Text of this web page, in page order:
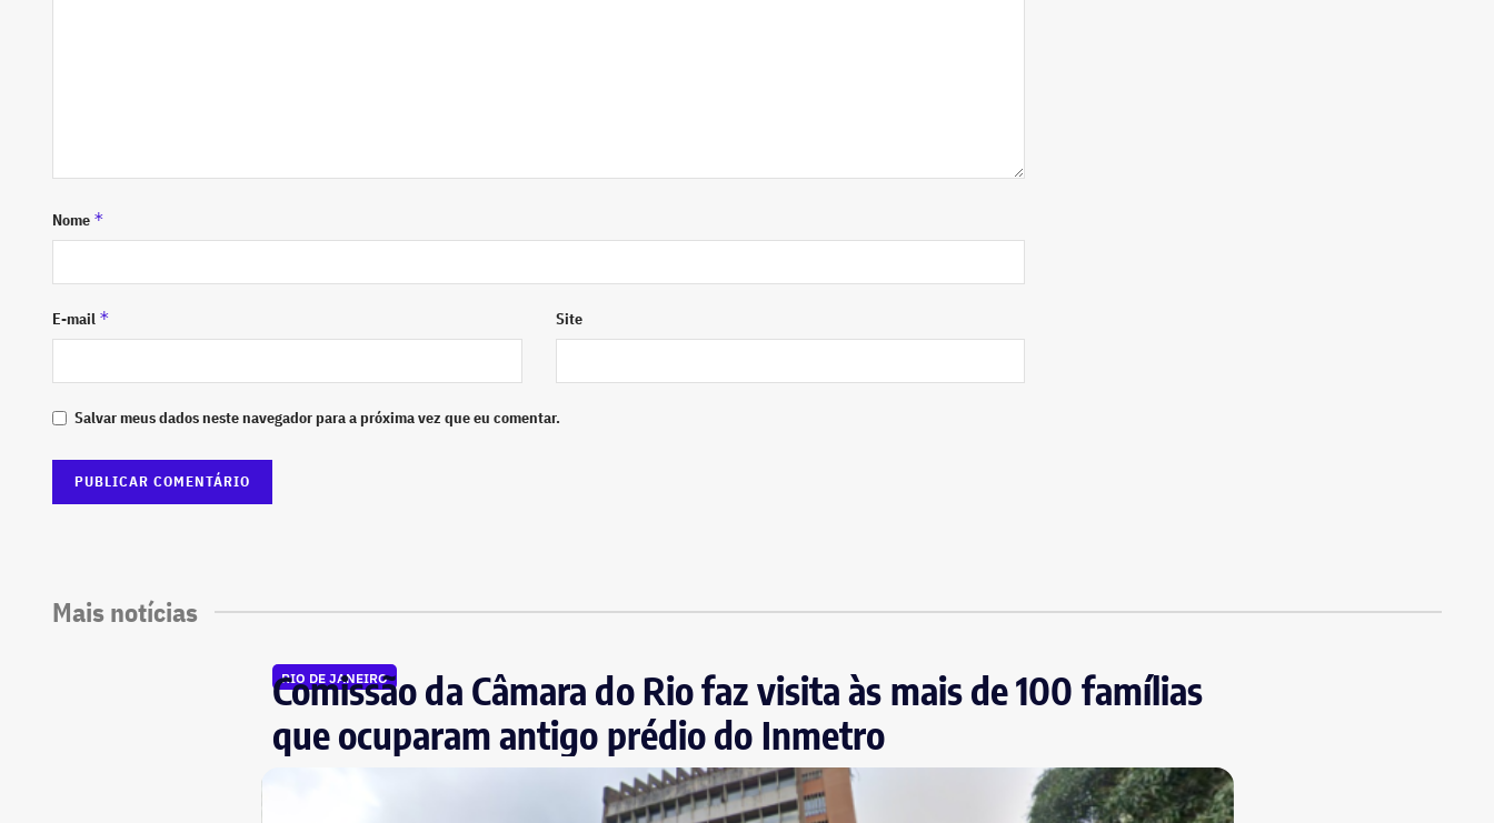
Nome *
E-mail * Site
Salvar meus dados neste navegador para a próxima vez que eu comentar.
Mais notícias
RIO DE JANEIRO
Comissão da Câmara do Rio faz visita às mais de 100 famílias
que ocuparam antigo prédio do Inmetro